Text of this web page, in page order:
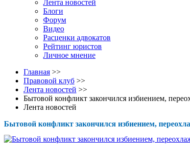
Лента новостей
Блоги
Форум
Видео
Расценки адвокатов
Рейтинг юристов
Личное мнение
Главная >>
Правовой клуб >>
Лента новостей >>
Бытовой конфликт закончился избиением,
Лента новостей
Бытовой конфликт закончился избиением,